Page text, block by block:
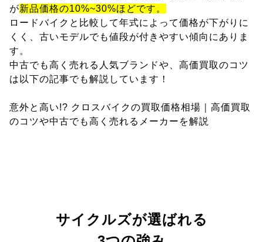
が新品価格の10%~30%ほどです。
ロードバイクと比較して年式によって価格が下がりに
くく、古いモデルでも値段が付きやすい傾向にありま
す。
中古でも高く売れる人気ブランドや、高価買取のコツ
は以下の記事でも解説しています！
意外と高い!? クロスバイクの買取価格相場｜高価買取
のコツや中古でも高く売れるメーカーを解説
サイクルズが選ばれる